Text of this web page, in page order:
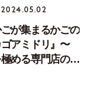
2024.05.02
が集まるかごの
アミドリ』〜
極める専門店の世